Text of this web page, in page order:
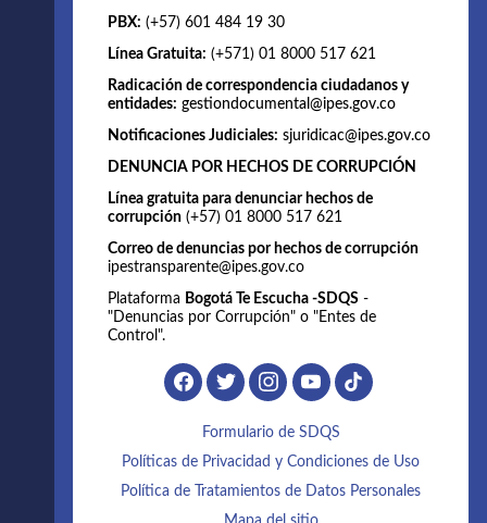
PBX: (+57) 601 484 19 30
Línea Gratuita: (+571) 01 8000 517 621
Radicación de correspondencia ciudadanos y
entidades: gestiondocumental@ipes.gov.co
Notificaciones Judiciales: sjuridicac@ipes.gov.co
DENUNCIA POR HECHOS DE CORRUPCIÓN
Línea gratuita para denunciar hechos de
corrupción (+57) 01 8000 517 621
Correo de denuncias por hechos de corrupción
ipestransparente@ipes.gov.co
Plataforma Bogotá Te Escucha -SDQS -
"Denuncias por Corrupción" o "Entes de
Control".
Formulario de SDQS
Políticas de Privacidad y Condiciones de Uso
Política de Tratamientos de Datos Personales